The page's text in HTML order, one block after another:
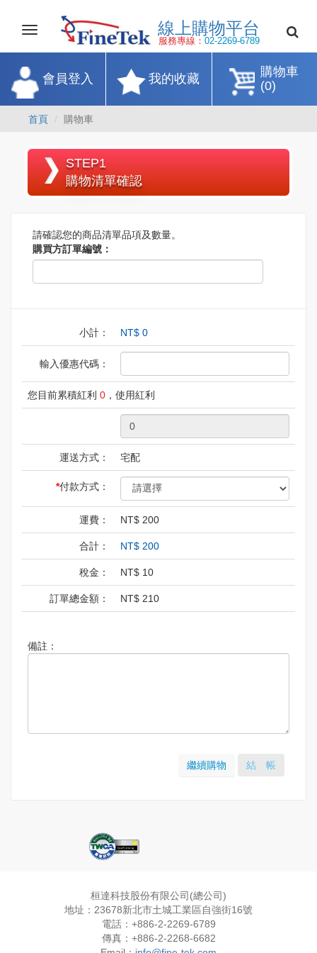
Toggle
navigation
線上購物平
服務專線：02-2269-
購物車
(0)
我的收藏
會員登入
首頁 購物車
STEP1
購物清單確認
請確認您的商品清單品項及數量。
購買方訂單編號：
小計： NT$ 0
輸入優惠代碼：
您目前累積紅利 0 ，使用紅利
運送方式： 宅配
付款方式：
運費： NT$ 200
合計： NT$ 200
稅金： NT$ 10
訂單總金額： NT$ 210
備註：
繼續購物 結 帳
桓達科技股份有限公司(總公司)
地址：23678新北市土城工業區自強街16號
電話：+886-2-2269-6789
傳真：+886-2-2268-6682